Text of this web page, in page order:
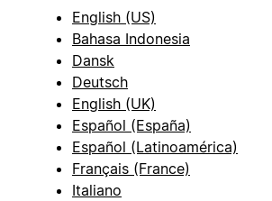
English (US)
Bahasa Indonesia
Dansk
Deutsch
English (UK)
Español (España)
Español (Latinoamérica)
Français (France)
Italiano